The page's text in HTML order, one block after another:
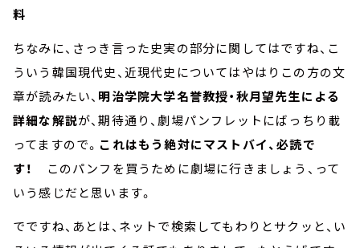
料
ちなみに、さっき言った史実の部分に関してはですね、こ
ういう韓国現代史、近現代史についてはやはりこの方の文
章が読みたい、 明治学院大学名誉教授・秋月望先生による
詳細な解説が、期待通り、劇場パンフレットにばっちり載
ってますので。 これはもう絶対にマストバイ、必読で
す！
このパンフを買うために劇場に行きましょう、って
いう感じだと思います。
でですね、あとは、ネットで検索してもわりとサクッと、い